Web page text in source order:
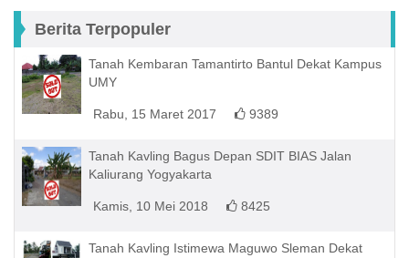
Berita Terpopuler
Tanah Kembaran Tamantirto Bantul Dekat Kampus
UMY
Rabu, 15 Maret 2017 9389
Tanah Kavling Bagus Depan SDIT BIAS Jalan
Kaliurang Yogyakarta
Kamis, 10 Mei 2018 8425
Tanah Kavling Istimewa Maguwo Sleman Dekat